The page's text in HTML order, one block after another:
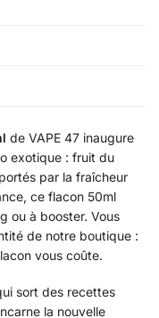
de VAPE 47 inaugure
exotique : fruit du
par la fraîcheur
ce flacon 50ml
ou à booster. Vous
de notre boutique :
vous coûte.
sort des recettes
la nouvelle